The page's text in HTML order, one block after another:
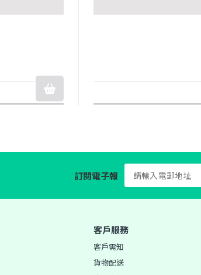
訂閱電子報
客戶服務
客戶需知
貨物配送